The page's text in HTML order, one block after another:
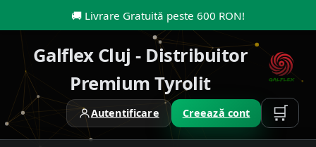
🚚 Livrare Gratuită peste 600 RON!
Galflex Cluj - Distribuitor
Premium Tyrolit
Autentificare Creează cont 🛒